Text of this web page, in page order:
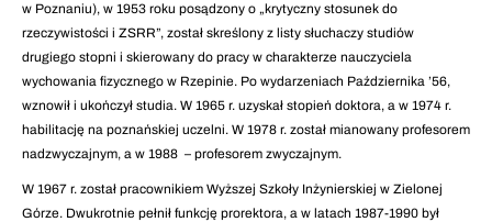
w Poznaniu), w 1953 roku posądzony o „krytyczny stosunek do
rzeczywistości i ZSRR”, został skreślony z listy słuchaczy studiów
drugiego stopni i skierowany do pracy w charakterze nauczyciela
wychowania fizycznego w Rzepinie. Po wydarzeniach Października ’56,
wznowił i ukończył studia. W 1965 r. uzyskał stopień doktora, a w 1974 r.
habilitację na poznańskiej uczelni. W 1978 r. został mianowany profesorem
nadzwyczajnym, a w 1988 – profesorem zwyczajnym.
W 1967 r. został pracownikiem Wyższej Szkoły Inżynierskiej w Zielonej
Górze. Dwukrotnie pełnił funkcję prorektora, a w latach 1987-1990 był